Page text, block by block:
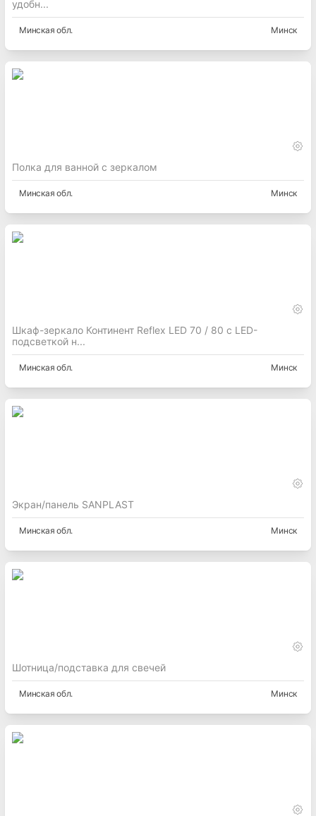
удобн...
Минская обл. Минск
Полка для ванной с зеркалом
Минская обл. Минск
Шкаф-зеркало Континент Reflex LED 70 / 80 с LED-
подсветкой н...
Минская обл. Минск
Экран/панель SANPLAST
Минская обл. Минск
Шотница/подставка для свечей
Минская обл. Минск